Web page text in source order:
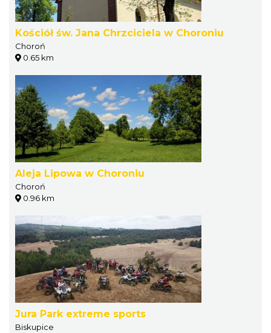
Kościół św. Jana Chrzciciela w Choroniu
Choroń
0.65 km
Aleja Lipowa w Choroniu
Choroń
0.96 km
Jura Park extreme sports
Biskupice